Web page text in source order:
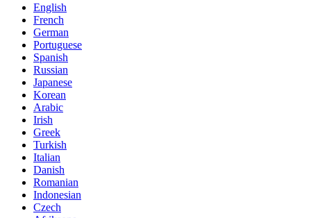
English
French
German
Portuguese
Spanish
Russian
Japanese
Korean
Arabic
Irish
Greek
Turkish
Italian
Danish
Romanian
Indonesian
Czech